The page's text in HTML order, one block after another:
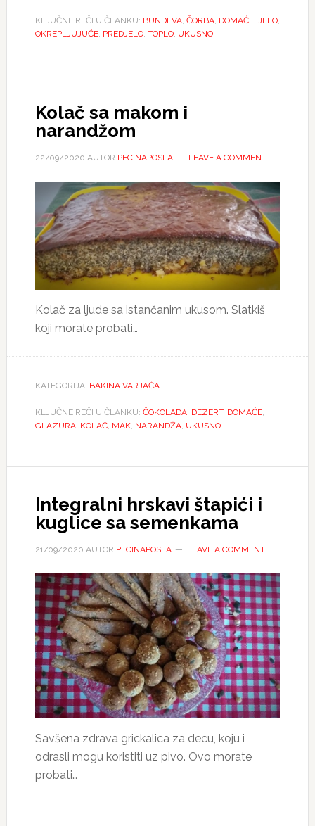
KLJUČNE REČI U ČLANKU: BUNDEVA, ČORBA, DOMAĆE, JELO,
OKREPLJUJUĆE, PREDJELO, TOPLO, UKUSNO
Kolač sa makom i
narandžom
22/09/2020 AUTOR PECINAPOSLA LEAVE A COMMENT
Kolač za ljude sa istančanim ukusom. Slatkiš
koji morate probati…
KATEGORIJA: BAKINA VARJAČA
KLJUČNE REČI U ČLANKU: ČOKOLADA, DEZERT, DOMAĆE,
GLAZURA, KOLAČ, MAK, NARANDŽA, UKUSNO
Integralni hrskavi štapići i
kuglice sa semenkama
21/09/2020 AUTOR PECINAPOSLA LEAVE A COMMENT
Savšena zdrava grickalica za decu, koju i
odrasli mogu koristiti uz pivo. Ovo morate
probati…